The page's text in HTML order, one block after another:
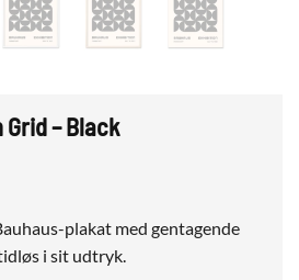
– Black
plakat med gentagende
i sit udtryk.